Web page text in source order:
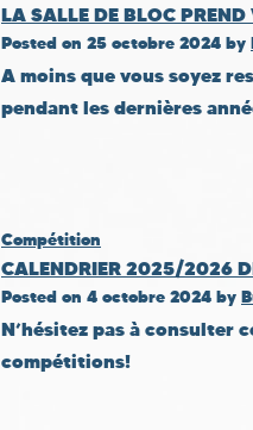
LA SALLE DE BLOC PREND
Posted on 25 octobre 2024 by
A moins que vous soyez
pendant les dernières
Compétition
CALENDRIER 2025/2026
Posted on 4 octobre 2024 by
N’hésitez pas à consulter
compétitions!